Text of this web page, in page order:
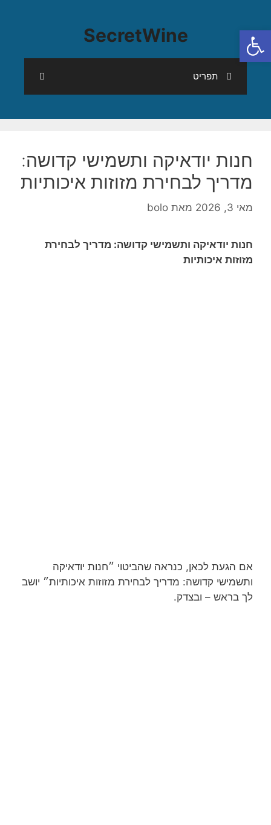
פתח סרגל נגישות SecretWine
תפריט
חנות יודאיקה ותשמישי קדושה:
מדריך לבחירת מזוזות איכותיות
מאי 3, 2026 מאת bolo
חנות יודאיקה ותשמישי קדושה: מדריך לבחירת
מזוזות איכותיות
אם הגעת לכאן, כנראה שהביטוי ״חנות יודאיקה
ותשמישי קדושה: מדריך לבחירת מזוזות איכותיות״ יושב
לך בראש – ובצדק.